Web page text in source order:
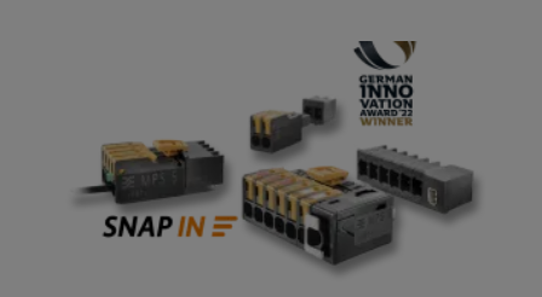
OMNIMATE® 4.0